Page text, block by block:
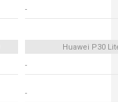
-
Huawei P30
-
-